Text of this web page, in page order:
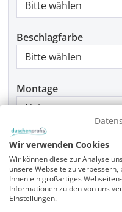
Beschlagfarbe
Montage
Produkt Anzahl:
Infos
Wir verwenden Cookies
Wir können diese zur Analyse
unsere Webseite zu
Ihnen ein großartiges
Informationen zu den von uns
Einstellungen.